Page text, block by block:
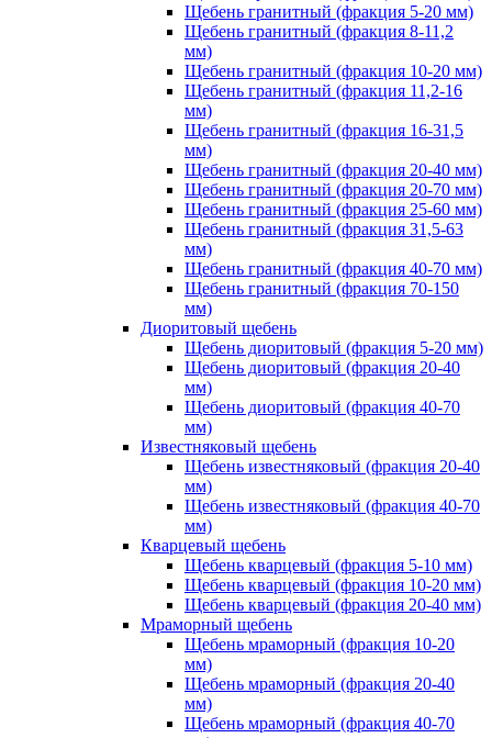
Щебень гранитный (фракция 5-20 мм)
Щебень гранитный (фракция 8-11,2
мм)
Щебень гранитный (фракция 10-20 мм)
Щебень гранитный (фракция 11,2-16
мм)
Щебень гранитный (фракция 16-31,5
мм)
Щебень гранитный (фракция 20-40 мм)
Щебень гранитный (фракция 20-70 мм)
Щебень гранитный (фракция 25-60 мм)
Щебень гранитный (фракция 31,5-63
мм)
Щебень гранитный (фракция 40-70 мм)
Щебень гранитный (фракция 70-150
мм)
Диоритовый щебень
Щебень диоритовый (фракция 5-20 мм)
Щебень диоритовый (фракция 20-40
мм)
Щебень диоритовый (фракция 40-70
мм)
Известняковый щебень
Щебень известняковый (фракция 20-40
мм)
Щебень известняковый (фракция 40-70
мм)
Кварцевый щебень
Щебень кварцевый (фракция 5-10 мм)
Щебень кварцевый (фракция 10-20 мм)
Щебень кварцевый (фракция 20-40 мм)
Мраморный щебень
Щебень мраморный (фракция 10-20
мм)
Щебень мраморный (фракция 20-40
мм)
Щебень мраморный (фракция 40-70